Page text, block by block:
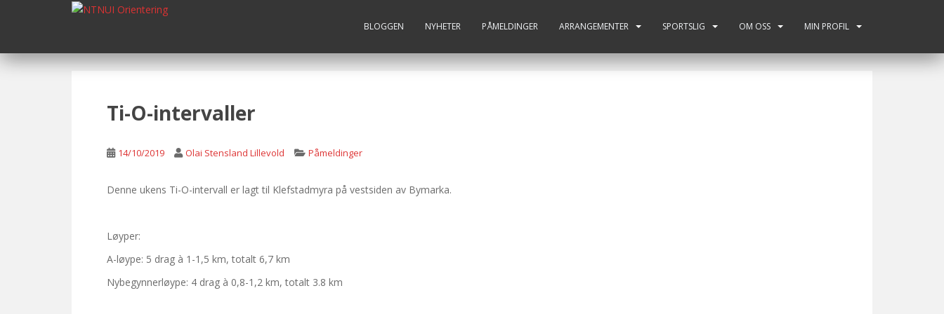
p
BLOGGEN NYHETER PÅMELDINGER ARRANGEMENTER SPORTSLIG OM OSS MIN PROFIL
Ti-O-intervaller
14/10/2019 Olai Stensland Lillevold Påmeldinger
Denne ukens Ti-O-intervall er lagt til Klefstadmyra på vestsiden av Bymarka.
Løyper:
A-løype: 5 drag à 1-1,5 km, totalt 6,7 km
Nybegynnerløype: 4 drag à 0,8-1,2 km, totalt 3.8 km